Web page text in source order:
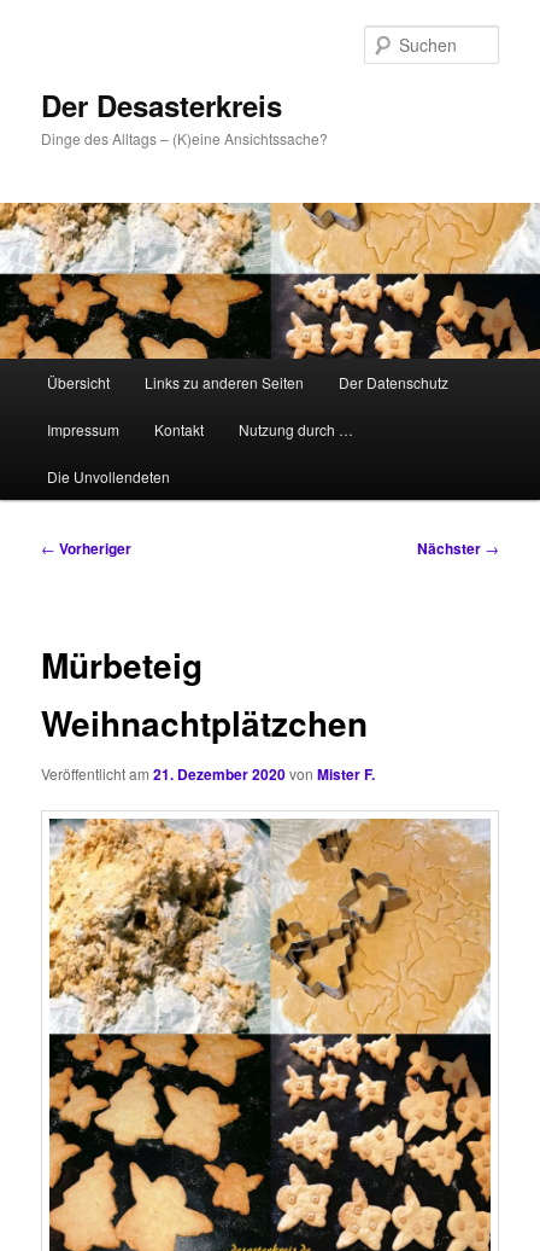
Der Desasterkreis
Dinge des Alltags – (K)eine Ansichtssache?
HauptmenüÜbersicht Links zu anderen Seiten Der Datenschutz
Impressum Kontakt Nutzung durch …
Die Unvollendeten
Beitragsnavigation
← Vorheriger Nächster →
Mürbeteig
Weihnachtplätzchen
Veröffentlicht am21. Dezember 2020vonMister F.